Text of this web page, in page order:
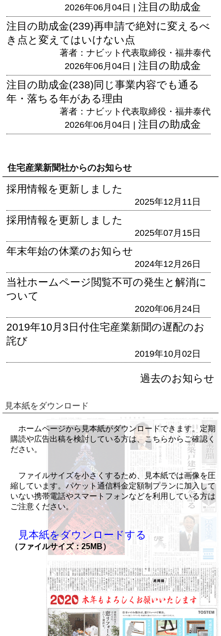
2026年06月04日 | 注目の助成金
注目の助成金(239)再申請で絶対に変えるべ
き点と変えてはいけない点
著者：ナビット代表取締役・福井泰代
2026年06月04日 | 注目の助成金
注目の助成金(238)同じ事業内容でも通る
年・落ちる年がある理由
著者：ナビット代表取締役・福井泰代
2026年06月04日 | 注目の助成金
住宅産業新聞社からのお知らせ
採用情報を更新しました
2025年12月11日
採用情報を更新しました
2025年07月15日
年末年始の休業のお知らせ
2024年12月26日
当社ホームページ閲覧不可の発生と解消に
ついて
2020年06月24日
2019年10月3日付住宅産業新聞の遅配のお
詫び
2019年10月02日
過去のお知らせ
見本紙をダウンロード
ホームページから見本紙がダウンロードできます。定期
購読や広告出稿を検討している方は、こちらからご確認く
ださい。
ファイルサイズを小さくするため、見本紙では画像を圧
縮しています。パケット通信料金定額制プランに加入して
いない携帯電話やスマートフォンなどを利用している方は
ご注意ください。
見本紙をダウンロードする
（ファイルサイズ：25MB）